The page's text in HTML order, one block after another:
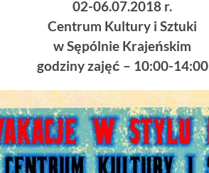
02-06.07.2018 r.
Centrum Kultury i Sztuki
w Sępólnie Krajeńskim
godziny zajęć – 10:00-14:00